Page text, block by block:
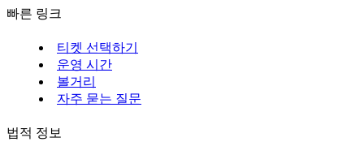
빠른 링크
티켓 선택하기
운영 시간
볼거리
자주 묻는 질문
법적 정보